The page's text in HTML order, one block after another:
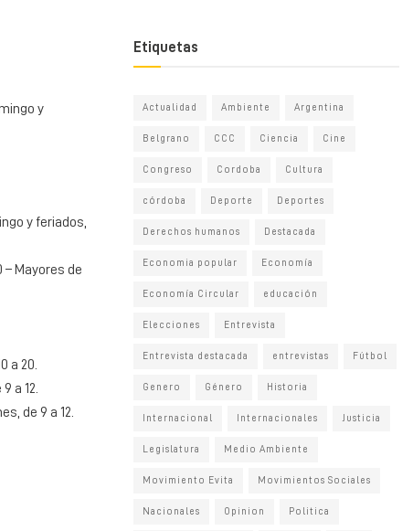
y
y feriados,
– Mayores de
a 20.
a 12.
de 9 a 12.
Etiquetas
Actualidad Ambiente Argentina
Belgrano CCC Ciencia Cine
Congreso Cordoba Cultura
córdoba Deporte Deportes
Derechos humanos Destacada
Economia popular Economía
Economía Circular educación
Elecciones Entrevista
Entrevista destacada entrevistas Fútbol
Genero Género Historia
Internacional Internacionales Justicia
Legislatura Medio Ambiente
Movimiento Evita Movimientos Sociales
Nacionales Opinion Politica